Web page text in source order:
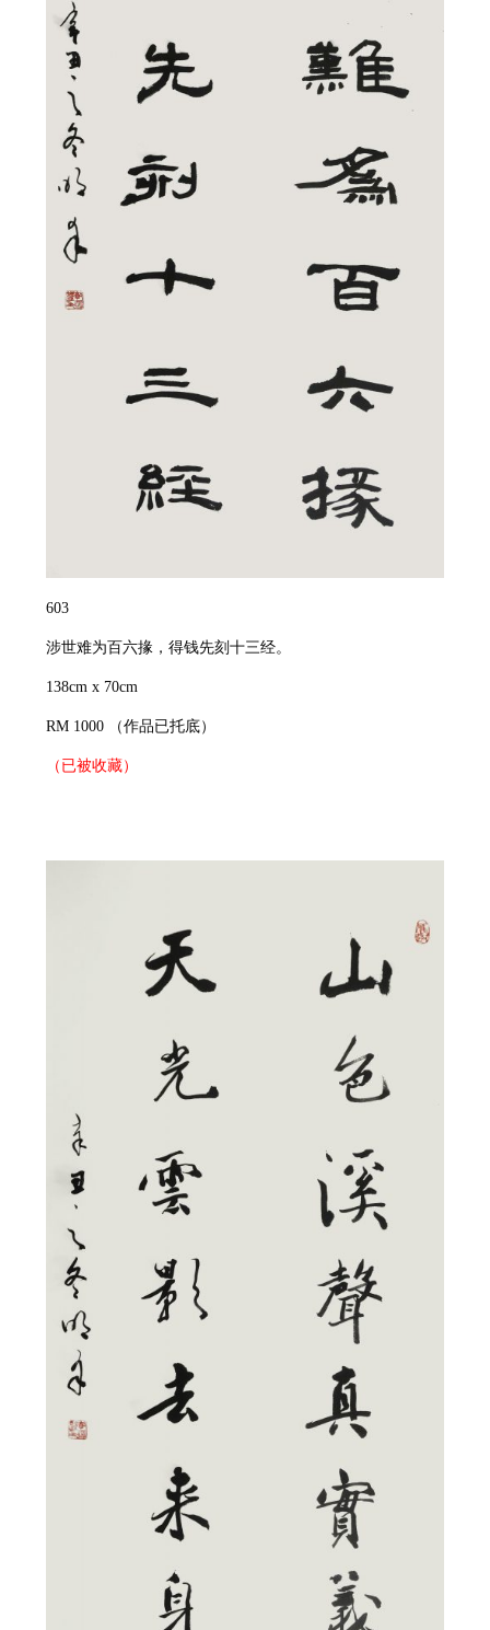
603
涉世难为百六掾，得钱先刻十三经。
138cm x 70cm
RM 1000 （作品已托底）
（已被收藏）